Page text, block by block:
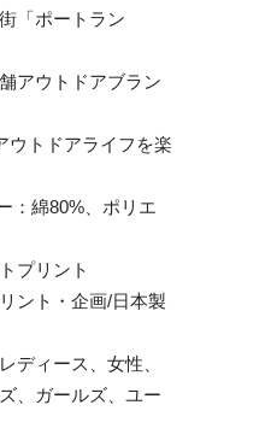
「ポートラン
アウトドアブラン
ウトドアライフを楽
：綿80%、ポリエ
プリント
ント・企画/日本製
ディース、女性、
、ガールズ、ユー